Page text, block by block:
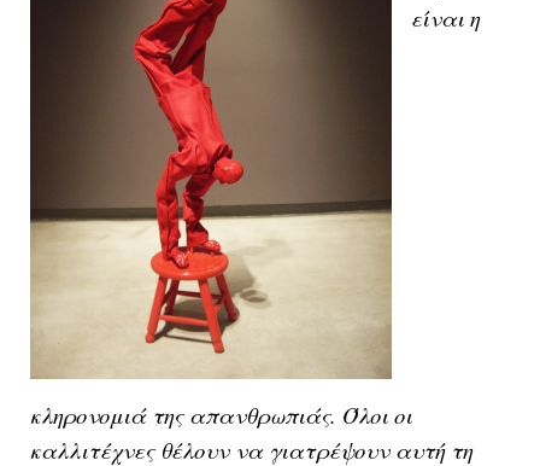
είναι η
κληρονομιά της απανθρωπιάς. Όλοι οι
καλλιτέχνες θέλουν να γιατρέψουν αυτή τη